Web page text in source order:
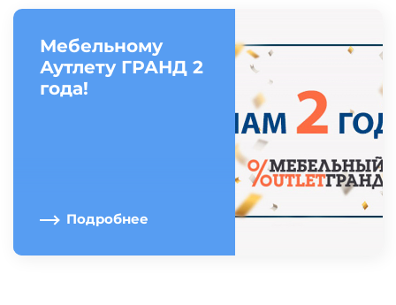
Мебельному
Аутлету ГРАНД 2
года!
Подробнее